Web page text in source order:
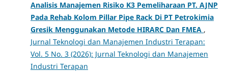
Analisis Manajemen Risiko K3 Pemeliharaan PT. AJNP
Pada Rehab Kolom Pillar Pipe Rack Di PT Petrokimia
Gresik Menggunakan Metode HIRARC Dan FMEA ,
Jurnal Teknologi dan Manajemen Industri Terapan:
Vol. 5 No. 3 (2026): Jurnal Teknologi dan Manajemen
Industri Terapan